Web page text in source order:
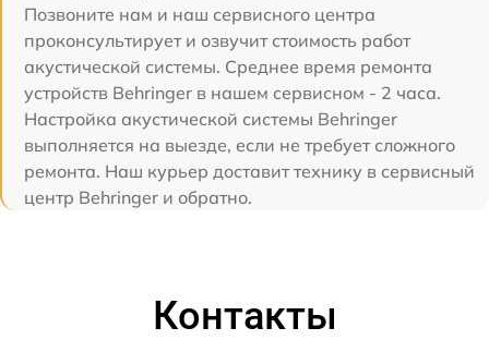
Позвоните нам и наш сервисного центра
проконсультирует и озвучит стоимость работ
акустической системы. Среднее время ремонта
устройств Behringer в нашем сервисном - 2 часа.
Настройка акустической системы Behringer
выполняется на выезде, если не требует сложного
ремонта. Наш курьер доставит технику в сервисный
центр Behringer и обратно.
Контакты